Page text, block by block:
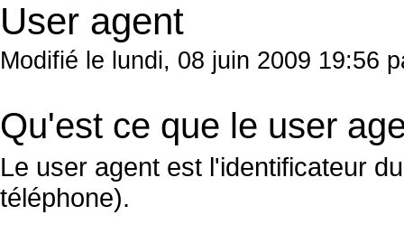
User agent
Modifié le lundi, 08 juin 2009 19:56
Qu'est ce que le user
Le user agent est l'identificateur
téléphone).